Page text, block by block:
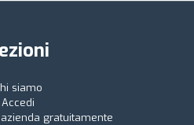
siamo
Accedi
gratuitamente